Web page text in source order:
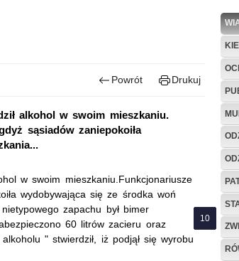
Powrót Drukuj
alkohol w swoim mieszkaniu.
sąsiadów zaniepokoiła
w swoim mieszkaniu.Funkcjonariusze
wydobywająca się ze środka woń
zapachu był bimer
60 litrów zacieru oraz
" stwierdził, iż podjął się wyrobu